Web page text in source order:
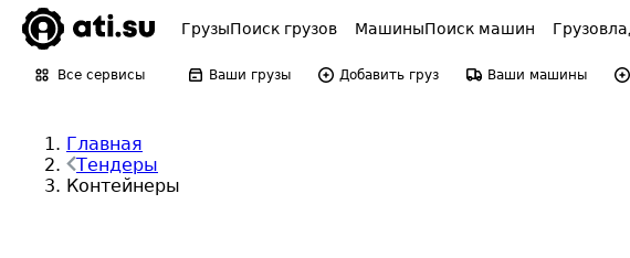
ГрузыПоиск грузов МашиныПоиск машин
Все сервисы Ваши грузы Добавить груз Ваши машины
Главная
Тендеры
Контейнеры